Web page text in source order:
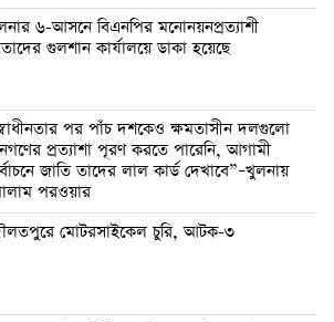
৬-আসনে বিএনপির মনোনয়নপ্রত্যাশী
গুলশান কার্যালয়ে ডাকা হয়েছে
পর পাঁচ দশকেও ক্ষমতাসীন দলগুলো
প্রত্যাশা পূরণ করতে পারেনি, আগামী
জাতি তাদের লাল কার্ড দেখাবে”–খুলনায়
পরওয়ার
মোটরসাইকেল চুরি, আটক-৩